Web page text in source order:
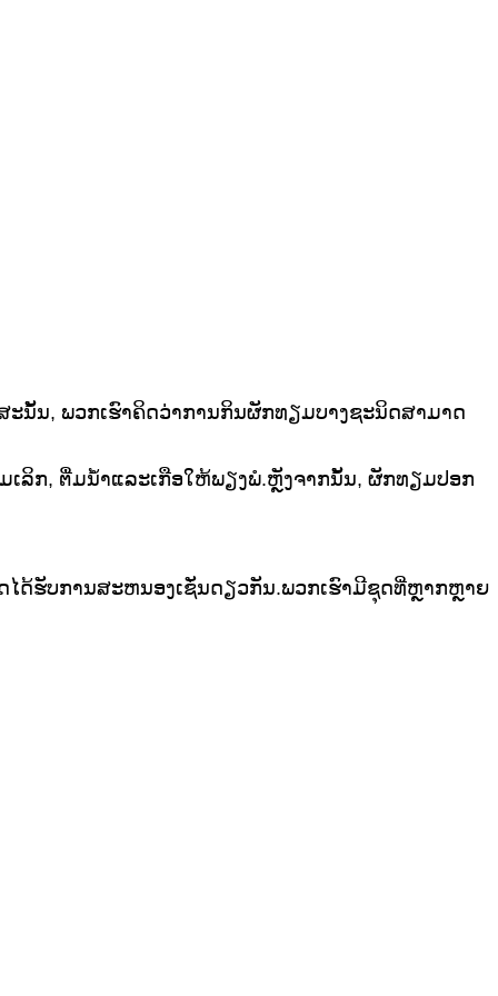
ນັ້ນ, ພວກເຮົາຄິດວ່າການກິນຜັກທຽມບາງຊະນິດສາມາດ
ລິກ, ຕື່ມນ້ໍາແລະເກືອໃຫ້ພຽງພໍ.ຫຼັງຈາກນັ້ນ, ຜັກທຽມປອກ
ໄດ້ຮັບການສະຫນອງເຊັ່ນດຽວກັນ.ພວກ​ເຮົາ​ມີ​ຊຸດ​ທີ່​ຫຼາກ​ຫຼາຍ​